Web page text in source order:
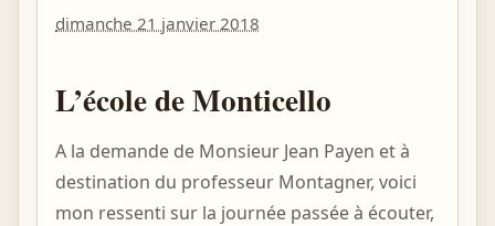
dimanche 21 janvier 2018
L’école de Monticello
A la demande de Monsieur Jean Payen et à
destination du professeur Montagner, voici
mon ressenti sur la journée passée à écouter,